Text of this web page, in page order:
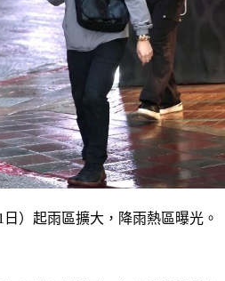
）起雨區擴大，降雨熱區曝光。